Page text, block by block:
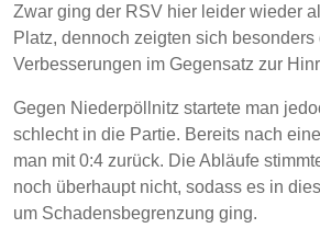
Zwar ging der RSV hier leider wieder
Platz, dennoch zeigten sich
Verbesserungen im Gegensatz zur
Gegen Niederpöllnitz startete man
schlecht in die Partie. Bereits nach
man mit 0:4 zurück. Die Abläufe
noch überhaupt nicht, sodass es in
um Schadensbegrenzung ging.